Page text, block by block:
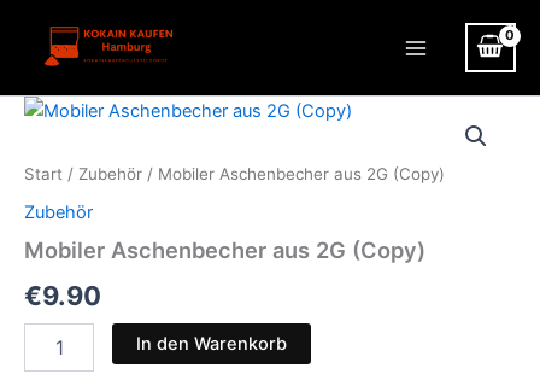
springen
Start / Zubehör / Mobiler Aschenbecher aus 2G (Copy)
Zubehör
Mobiler Aschenbecher aus 2G (Copy)
€9.90
Aschenbecher
In den Warenkorb